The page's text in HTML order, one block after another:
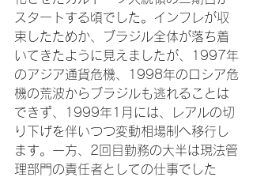
スタートする頃でした。インフレが収
束したためか、ブラジル全体が落ち着
いてきたように見えましたが、1997年
のアジア通貨危機、1998年のロシア危
機の荒波からブラジルも逃れることは
できず、1999年1月には、レアルの切
り下げを伴いつつ変動相場制へ移行し
ます。一方、2回目勤務の大半は現法管
理部門の責任者としての仕事でした